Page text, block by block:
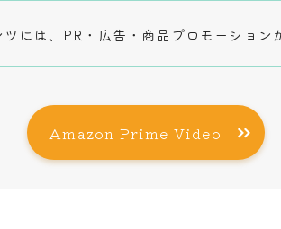
には、PR・広告・商品プロモーション
Amazon Prime Video